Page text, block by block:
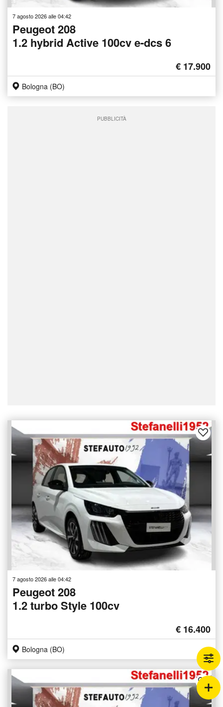
7 agosto 2026 alle 04:42
Peugeot 208
1.2 hybrid Active 100cv e-dcs 6
€ 17.900
Bologna (BO)
PUBBLICITÀ
7 agosto 2026 alle 04:42
Peugeot 208
1.2 turbo Style 100cv
€ 16.400
Bologna (BO)